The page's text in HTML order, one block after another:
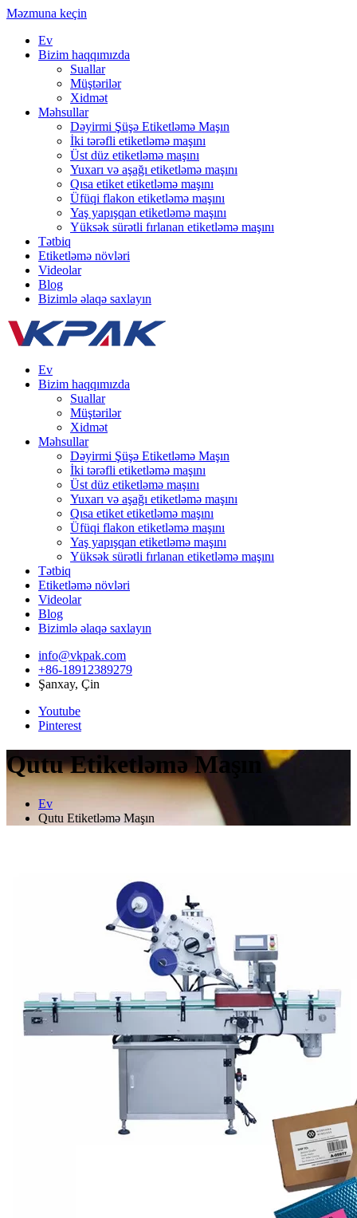
Məzmuna keçin
Ev
Bizim haqqımızda
Suallar
Müştərilər
Xidmət
Məhsullar
Dəyirmi Şüşə Etiketləmə Maşın
İki tərəfli etiketləmə maşını
Üst düz etiketləmə maşını
Yuxarı və aşağı etiketləmə maşını
Qısa etiket etiketləmə maşını
Üfüqi flakon etiketləmə maşını
Yaş yapışqan etiketləmə maşını
Yüksək sürətli fırlanan etiketləmə maşını
Tətbiq
Etiketləmə növləri
Videolar
Blog
Bizimlə əlaqə saxlayın
Ev
Bizim haqqımızda
Suallar
Müştərilər
Xidmət
Məhsullar
Dəyirmi Şüşə Etiketləmə Maşın
İki tərəfli etiketləmə maşını
Üst düz etiketləmə maşını
Yuxarı və aşağı etiketləmə maşını
Qısa etiket etiketləmə maşını
Üfüqi flakon etiketləmə maşını
Yaş yapışqan etiketləmə maşını
Yüksək sürətli fırlanan etiketləmə maşını
Tətbiq
Etiketləmə növləri
Videolar
Blog
Bizimlə əlaqə saxlayın
info@vkpak.com
+86-18912389279
Şanxay, Çin
Youtube
Pinterest
Qutu Etiketləmə Maşın
Ev
Qutu Etiketləmə Maşın